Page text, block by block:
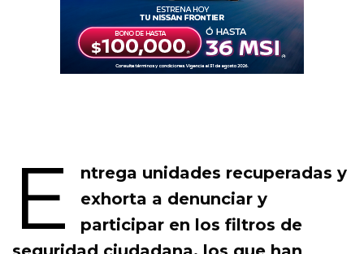
E
ntrega unidades recuperadas y
exhorta a denunciar y
participar en los filtros de